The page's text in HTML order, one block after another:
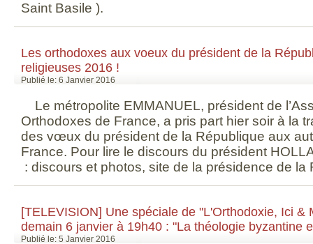
Saint Basile ).
Les orthodoxes aux voeux du président de la
religieuses 2016 !
Publié le: 6 Janvier 2016
Le métropolite EMMANUEL, président de
Orthodoxes de France, a pris part hier soir à la
des vœux du président de la République aux
France. Pour lire le discours du président
: discours et photos, site de la présidence de la
[TELEVISION] Une spéciale de "L'Orthodoxie, Ici &
demain 6 janvier à 19h40 : "La théologie byzantine
Publié le: 5 Janvier 2016